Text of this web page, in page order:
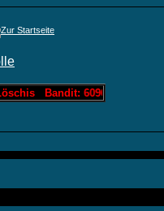
Bandit: 60963